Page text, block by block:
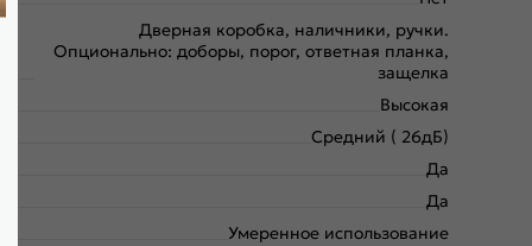
Дверная коробка, наличники, ручки.
Опционально: доборы, порог, ответная планка,
защелка
Высокая
Средний ( 26дБ)
Да
Да
Умеренное использование